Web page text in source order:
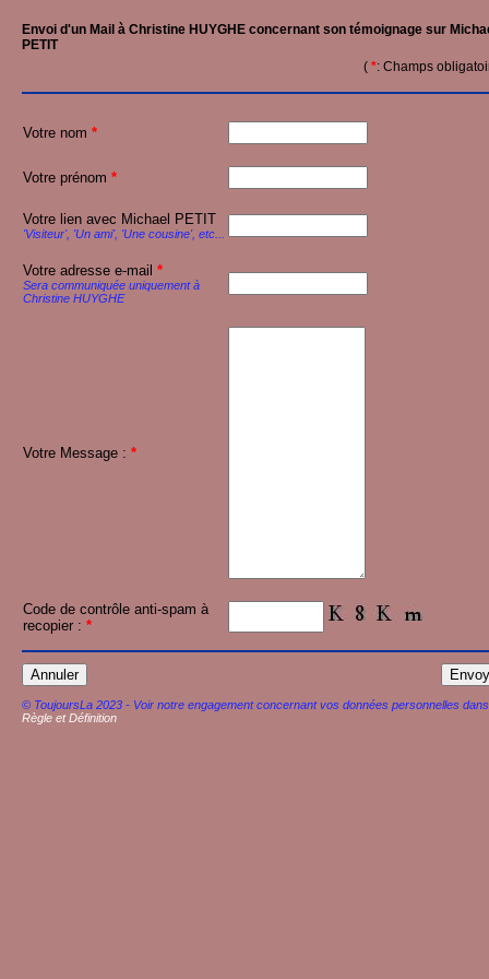
Envoi d'un Mail à Christine HUYGHE concernant son témoignage sur
PETIT
( *: Champs
Votre nom *
Votre prénom *
Votre lien avec Michael PETIT
'Visiteur', 'Un ami', 'Une cousine', etc...
Votre adresse e-mail *
Sera communiquée uniquement à
Christine HUYGHE
Votre Message : *
Code de contrôle anti-spam à
recopier : *
© ToujoursLa 2023 - Voir notre engagement concernant vos données personnelles dans
Règle et Définition